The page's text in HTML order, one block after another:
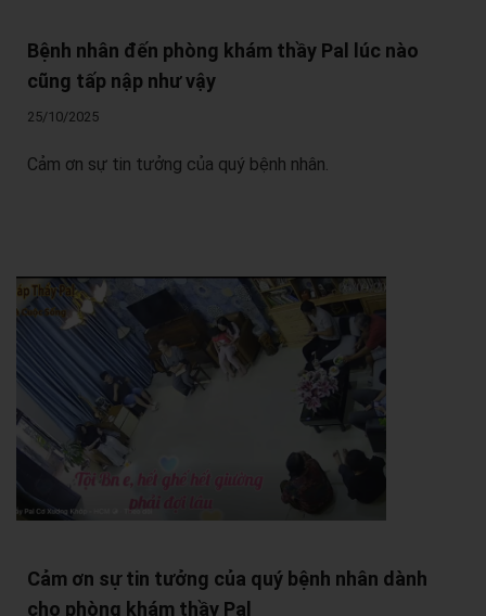
Bệnh nhân đến phòng khám thầy Pal lúc nào
cũng tấp nập như vậy
25/10/2025
Cảm ơn sự tin tưởng của quý bệnh nhân.
Cảm ơn sự tin tưởng của quý bệnh nhân dành
cho phòng khám thầy Pal